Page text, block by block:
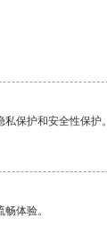
保护和安全性保护。
体验。